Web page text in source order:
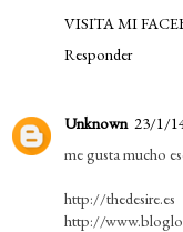
VISITA MI
Responder
Unknown 23/1/
me gusta mucho
http://thedesire.es
http://